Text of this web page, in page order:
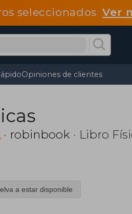
seleccionadosVer
Opiniones de clientes
· robinbook · Libro
a estar disponible